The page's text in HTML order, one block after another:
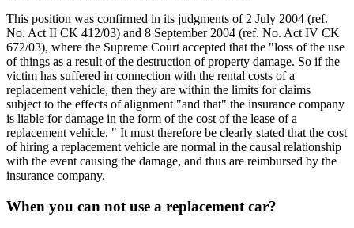
This position was confirmed in its judgments of 2 July 2004 (ref.
No. Act II CK 412/03) and 8 September 2004 (ref. No. Act IV CK
672/03), where the Supreme Court accepted that the "loss of the use
of things as a result of the destruction of property damage. So if the
victim has suffered in connection with the rental costs of a
replacement vehicle, then they are within the limits for claims
subject to the effects of alignment "and that" the insurance company
is liable for damage in the form of the cost of the lease of a
replacement vehicle. " It must therefore be clearly stated that the cost
of hiring a replacement vehicle are normal in the causal relationship
with the event causing the damage, and thus are reimbursed by the
insurance company.
When you can not use a replacement car?